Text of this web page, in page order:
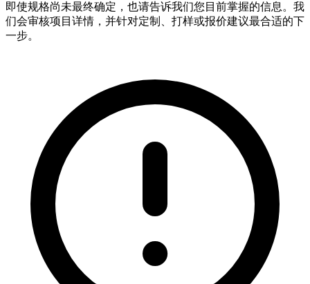
即使规格尚未最终确定，也请告诉我们您目前掌握的信息。我
们会审核项目详情，并针对定制、打样或报价建议最合适的下
一步。